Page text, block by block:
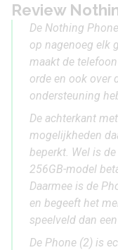
Review
De Nothing
op nagenoeg elk
maakt de
orde en ook over
ondersteuning
De achterkant
mogelijkheden
beperkt. Wel is
256GB-model
Daarmee is de
en begeeft het
speelveld dan
De Phone (2) is